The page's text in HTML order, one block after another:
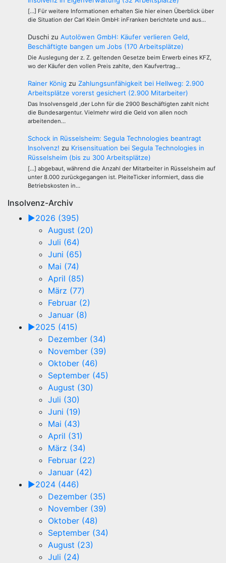
[…] Für weitere Informationen erhalten Sie hier einen Überblick über
die Situation der Carl Klein GmbH: inFranken berichtete und aus…
Duschi zu Autolöwen GmbH: Käufer verlieren Geld,
Beschäftigte bangen um Jobs (170 Arbeitsplätze)
Die Auslegung der z. Z. geltenden Gesetze beim Erwerb eines KFZ,
wo der Käufer den vollen Preis zahlte, den Kaufvertrag…
Rainer König zu Zahlungsunfähigkeit bei Hellweg: 2.900
Arbeitsplätze vorerst gesichert (2.900 Mitarbeiter)
Das Insolvensgeld ,der Lohn für die 2900 Beschäftigten zahlt nicht
die Bundesargentur. Vielmehr wird die Geld von allen noch
arbeitenden…
Schock in Rüsselsheim: Segula Technologies beantragt
Insolvenz! zu Krisensituation bei Segula Technologies in
Rüsselsheim (bis zu 300 Arbeitsplätze)
[…] abgebaut, während die Anzahl der Mitarbeiter in Rüsselsheim auf
unter 8.000 zurückgegangen ist. PleiteTicker informiert, dass die
Betriebskosten in…
Insolvenz-Archiv
►2026 (395)
August (20)
Juli (64)
Juni (65)
Mai (74)
April (85)
März (77)
Februar (2)
Januar (8)
►2025 (415)
Dezember (34)
November (39)
Oktober (46)
September (45)
August (30)
Juli (30)
Juni (19)
Mai (43)
April (31)
März (34)
Februar (22)
Januar (42)
►2024 (446)
Dezember (35)
November (39)
Oktober (48)
September (34)
August (23)
Juli (24)